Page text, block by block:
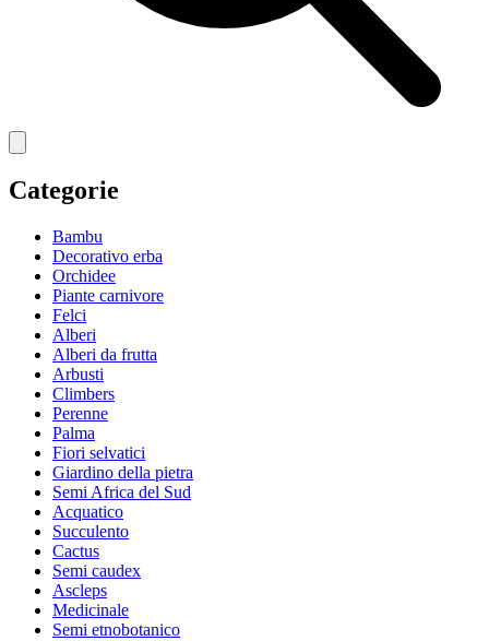
Categorie
Bambu
Decorativo erba
Orchidee
Piante carnivore
Felci
Alberi
Alberi da frutta
Arbusti
Climbers
Perenne
Palma
Fiori selvatici
Giardino della pietra
Semi Africa del Sud
Acquatico
Succulento
Cactus
Semi caudex
Ascleps
Medicinale
Semi etnobotanico